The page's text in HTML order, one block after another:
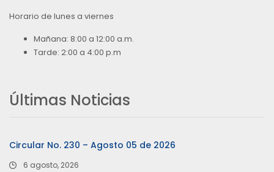
Horario de lunes a viernes
Mañana: 8:00 a 12:00 a.m.
Tarde: 2:00 a 4:00 p.m
Últimas Noticias
Circular No. 230 – Agosto 05 de 2026
6 agosto, 2026